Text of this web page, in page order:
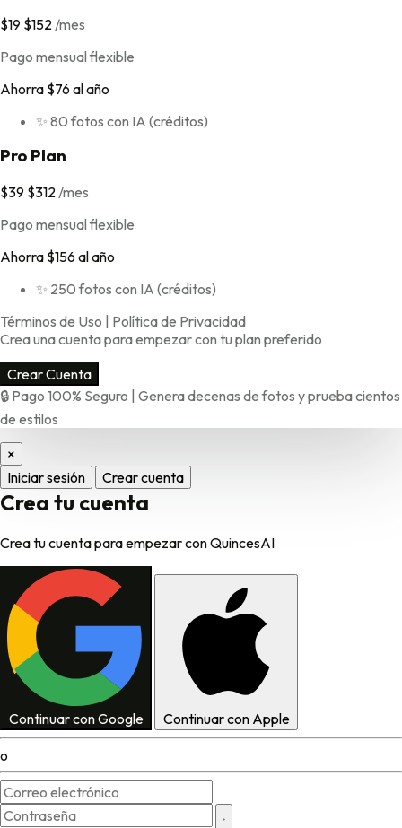
$19 $152/mes
Pago mensual flexible
Ahorra $76 al año
✨ 80 fotos con IA (créditos)
Pro Plan
$39 $312/mes
Pago mensual flexible
Ahorra $156 al año
✨ 250 fotos con IA (créditos)
Términos de Uso
Política de Privacidad
Crea una cuenta para empezar con tu plan preferido
Crear Cuenta
🔒 Pago 100% Seguro | Genera decenas de fotos y prueba cientos
de estilos
×
Iniciar sesión
Crear cuenta
Crea tu cuenta
Crea tu cuenta para empezar con QuincesAI
Continuar con Google Continuar con Apple
o